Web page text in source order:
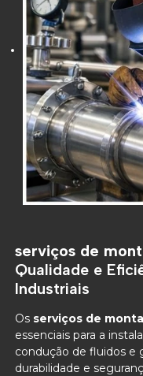
serviços de
Qualidade e
Industriais
Os serviços de
essenciais para a
condução de fluidos e
durabilidade e